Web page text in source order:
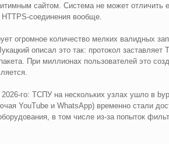
сайтом. Система не может отличить
соединения вообще.
огромное количество мелких валидных
описал это так: протокол заставляет
При миллионах пользователей это
го: ТСПУ на нескольких узлах ушло в
YouTube и WhatsApp) временно стали
в том числе из-за попыток